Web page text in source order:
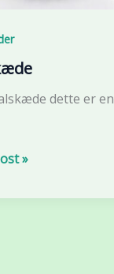
dette er en
»